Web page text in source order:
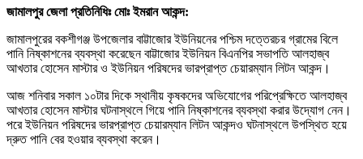
জামালপুর জেলা প্রতিনিধিঃ মোঃ ইমরান আকন্দ:
জামালপুরের বকশীগঞ্জ উপজেলার বাট্টাজোর ইউনিয়নের পশ্চিম দত্তেরচর গ্রামের বিলে
পানি নিষ্কাশনের ব্যবস্থা করেছেন বাট্টাজোর ইউনিয়ন বিএনপির সভাপতি আলহাজ্ব
আখতার হোসেন মাস্টার ও ইউনিয়ন পরিষদের ভারপ্রাপ্ত চেয়ারম্যান লিটন আকন্দ।
আজ শনিবার সকাল ১০টার দিকে স্থানীয় কৃষকদের অভিযোগের পরিপ্রেক্ষিতে আলহাজ্ব
আখতার হোসেন মাস্টার ঘটনাস্থলে গিয়ে পানি নিষ্কাশনের ব্যবস্থা করার উদ্যোগ নেন।
পরে ইউনিয়ন পরিষদের ভারপ্রাপ্ত চেয়ারম্যান লিটন আকন্দও ঘটনাস্থলে উপস্থিত হয়ে
দ্রুত পানি বের হওয়ার ব্যবস্থা করেন।